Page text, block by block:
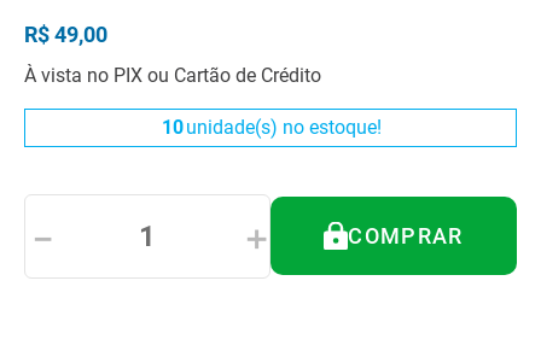
R$49,00
À vista no PIX ou Cartão de Crédito
10unidade(s) no estoque!
＋
－ COMPRAR
4º
bota imobilizadora
5º
andador
6º
imobilizador joelho
7º
cadeira rodas agile
8º
tipoia
º
cadeira higienica
10º munique